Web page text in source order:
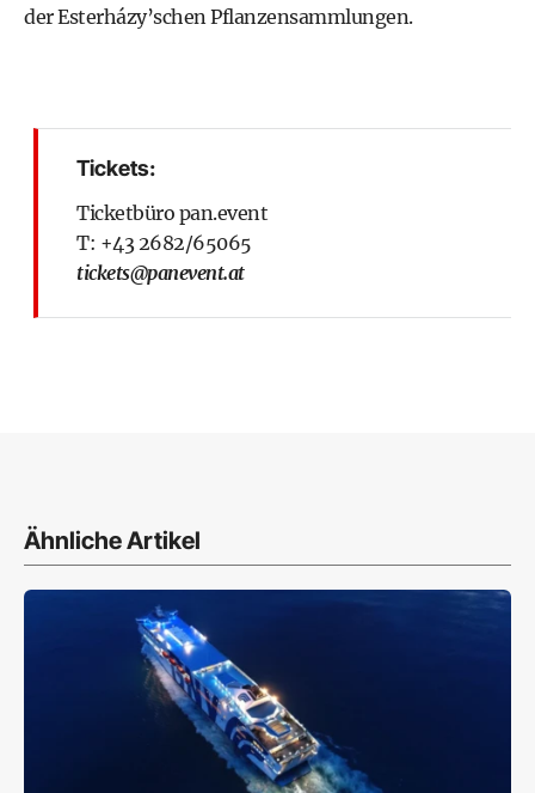
der Esterházy’schen Pflanzensammlungen.
Tickets:
Ticketbüro pan.event
T: +43 2682/65065
tickets@panevent.at
Ähnliche Artikel